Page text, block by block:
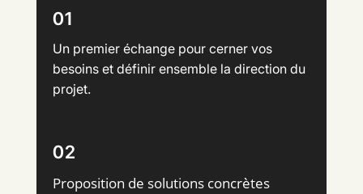
01
Un premier échange pour cerner vos
besoins et définir ensemble la direction du
projet.
02
Proposition de solutions concrètes